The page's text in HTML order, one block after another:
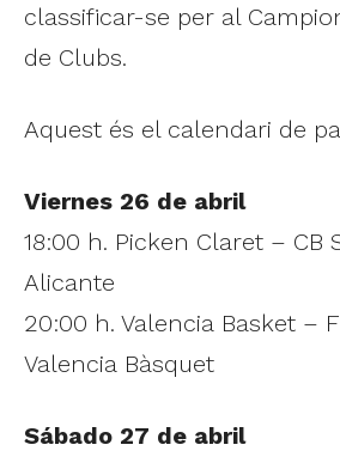
classificar-se per al
de Clubs.
Aquest és el calendari de
Viernes 26 de abril
18:00 h. Picken Claret – CB
Alicante
20:00 h. Valencia Basket –
Valencia Bàsquet
Sábado 27 de abril